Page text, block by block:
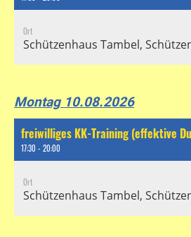
Ort
Schützenhaus Tambel,
Montag 10.08.2026
17:30 - 20:00
Ort
Schützenhaus Tambel,